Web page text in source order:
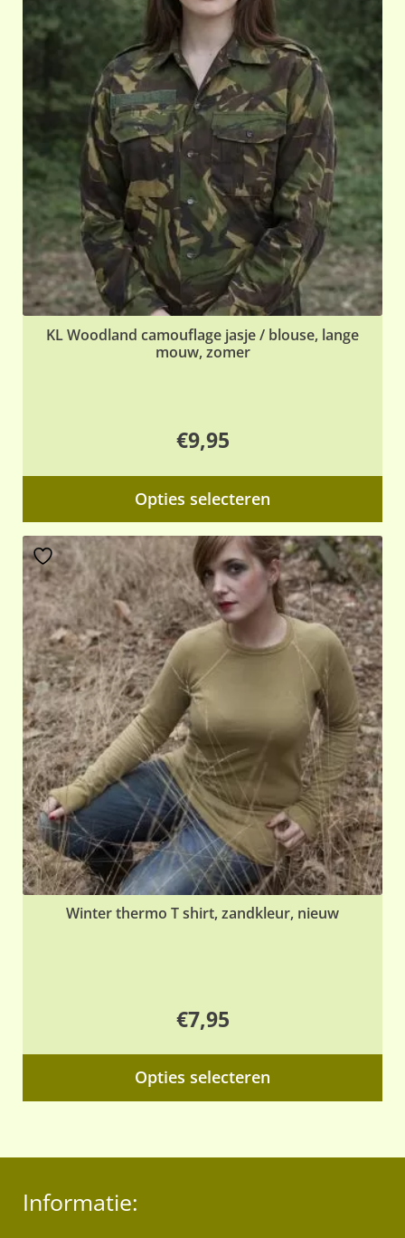
KL Woodland camouflage jasje / blouse, lange
mouw, zomer
€9,95
Opties selecteren
op
de
Winter thermo T shirt, zandkleur, nieuw
€7,95
Opties selecteren
Informatie: